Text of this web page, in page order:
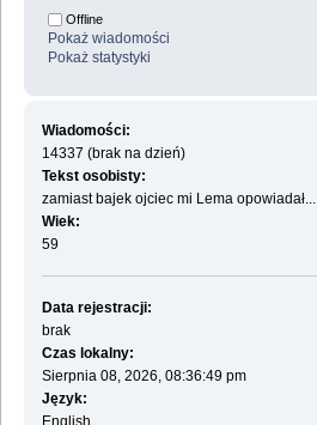
Offline
Pokaż wiadomości
Pokaż statystyki
Wiadomości:
14337 (brak na dzień)
Tekst osobisty:
zamiast bajek ojciec mi Lema opowiadał...
Wiek:
59
Data rejestracji:
brak
Czas lokalny:
Sierpnia 08, 2026, 08:36:49 pm
Język:
English